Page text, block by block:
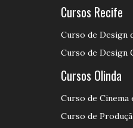
Cursos Recife
Curso de Design
Curso de Design
Cursos Olinda
Curso de Cinema
Curso de